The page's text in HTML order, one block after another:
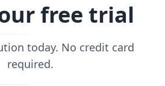
free trial
today. No credit card
required.